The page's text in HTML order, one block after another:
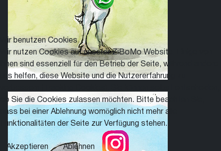
Wir benutzen Cookies
Wir nutzen Cookies auf unserer ZiBoMo Website. Einige von
ihnen sind essenziell für den Betrieb der Seite, während andere
uns helfen, diese Website und die Nutzererfahrung zu
ob Sie die Cookies zulassen möchten. Bitte beachten Sie,
dass bei einer Ablehnung womöglich nicht mehr alle
Funktionalitäten der Seite zur Verfügung stehen.
Akzeptieren Ablehnen